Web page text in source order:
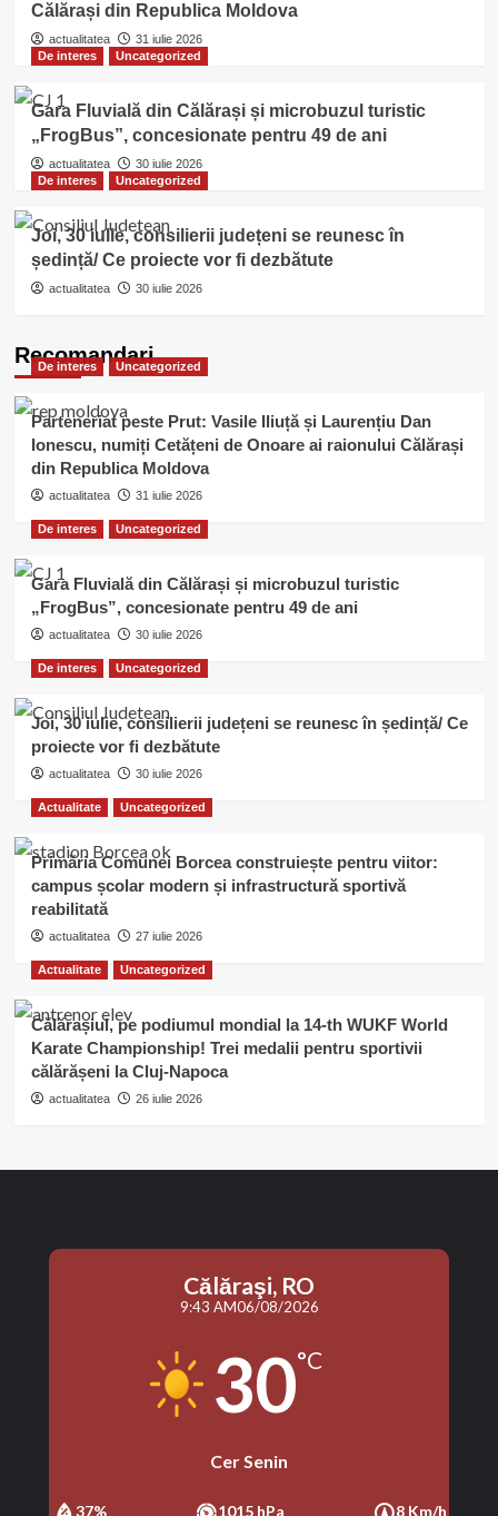
Călărași din Republica Moldova
actualitatea
31 iulie 2026
De interes
Uncategorized
Gara Fluvială din Călărași și microbuzul turistic
„FrogBus”, concesionate pentru 49 de ani
actualitatea
30 iulie 2026
De interes
Uncategorized
Joi, 30 iulie, consilierii județeni se reunesc în
ședință/ Ce proiecte vor fi dezbătute
actualitatea 30 iulie 2026
Recomandari
De interes Uncategorized
Parteneriat peste Prut: Vasile Iliuță și Laurențiu Dan
Ionescu, numiți Cetățeni de Onoare ai raionului Călărași
din Republica Moldova
actualitatea 31 iulie 2026
De interes Uncategorized
Gara Fluvială din Călărași și microbuzul turistic
„FrogBus”, concesionate pentru 49 de ani
actualitatea 30 iulie 2026
De interes Uncategorized
Joi, 30 iulie, consilierii județeni se reunesc în ședință/ Ce
proiecte vor fi dezbătute
actualitatea 30 iulie 2026
Actualitate Uncategorized
Primăria Comunei Borcea construiește pentru viitor:
campus școlar modern și infrastructură sportivă
reabilitată
actualitatea 27 iulie 2026
Actualitate Uncategorized
Călărașiul, pe podiumul mondial la 14-th WUKF World
Karate Championship! Trei medalii pentru sportivii
călărășeni la Cluj-Napoca
actualitatea 26 iulie 2026
Călăraşi, RO
9:43 AM06/08/2026
30°C
Cer Senin
37% 1015 hPa 8 Km/h